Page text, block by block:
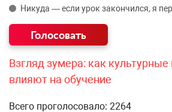
Никуда — если урок закончился, я
Взгляд зумера: как
влияют на обучение
Всего проголосовало: 2264